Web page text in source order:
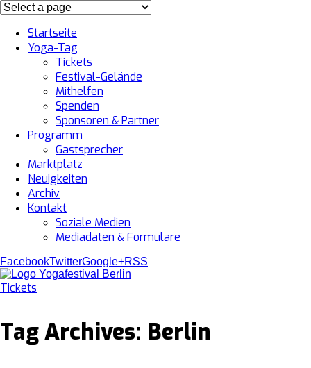
Startseite
Yoga-Tag
Tickets
Festival-Gelände
Mithelfen
Spenden
Sponsoren & Partner
Programm
Gastsprecher
Marktplatz
Neuigkeiten
Archiv
Kontakt
Soziale Medien
Mediadaten & Formulare
FacebookTwitterGoogle+RSS
Tickets
Tag Archives: Berlin